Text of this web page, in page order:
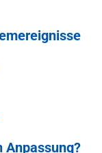
Anpassung?